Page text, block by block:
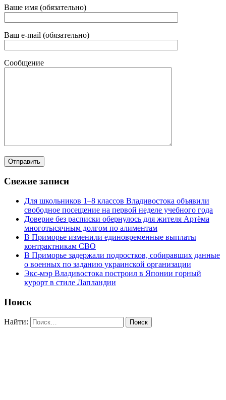
Ваше имя (обязательно)
Ваш e-mail (обязательно)
Сообщение
Свежие записи
Для школьников 1–8 классов Владивостока объявили
свободное посещение на первой неделе учебного года
Доверие без расписки обернулось для жителя Артёма
многотысячным долгом по алиментам
В Приморье изменили единовременные выплаты
контрактникам СВО
В Приморье задержали подростков, собиравших данные
о военных по заданию украинской организации
Экс-мэр Владивостока построил в Японии горный
курорт в стиле Лапландии
Поиск
Найти: